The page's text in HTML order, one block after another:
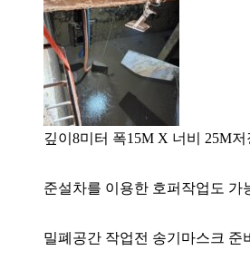
깊이8미터 폭15M X 너비 25M저
준설차를 이용한 호퍼작업도 가
밀폐공간 작업전 송기마스크 준